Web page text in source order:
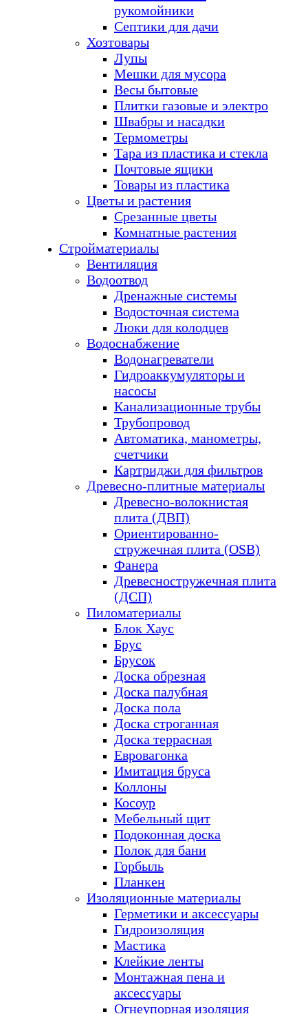
рукомойники
Септики для дачи
Хозтовары
Лупы
Мешки для мусора
Весы бытовые
Плитки газовые и электро
Швабры и насадки
Термометры
Тара из пластика и стекла
Почтовые ящики
Товары из пластика
Цветы и растения
Срезанные цветы
Комнатные растения
Стройматериалы
Вентиляция
Водоотвод
Дренажные системы
Водосточная система
Люки для колодцев
Водоснабжение
Водонагреватели
Гидроаккумуляторы и
насосы
Канализационные трубы
Трубопровод
Автоматика, манометры,
счетчики
Картриджи для фильтров
Древесно-плитные материалы
Древесно-волокнистая
плита (ДВП)
Ориентированно-
стружечная плита (OSB)
Фанера
Древесностружечная плита
(ДСП)
Пиломатериалы
Блок Хаус
Брус
Брусок
Доска обрезная
Доска палубная
Доска пола
Доска строганная
Доска террасная
Евровагонка
Имитация бруса
Коллоны
Косоур
Мебельный щит
Подоконная доска
Полок для бани
Горбыль
Планкен
Изоляционные материалы
Герметики и аксессуары
Гидроизоляция
Мастика
Клейкие ленты
Монтажная пена и
аксессуары
Огнеупорная изоляция